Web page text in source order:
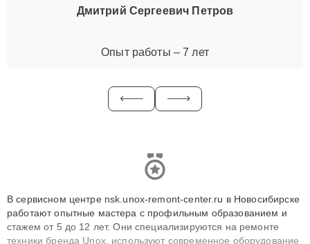
Дмитрий Сергеевич Петров
Опыт работы – 7 лет
В сервисном центре nsk.unox-remont-center.ru в Новосибирске
работают опытные мастера с профильным образованием и
стажем от 5 до 12 лет. Они специализируются на ремонте
техники бренда Unox, используют современное оборудование